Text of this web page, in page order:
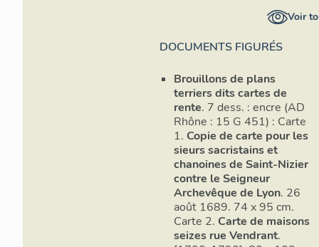
Voir
DOCUMENTS FIGURÉS
Brouillons de plans
terriers dits cartes de
rente. 7 dess. : encre (AD
Rhône : 15 G 451) : Carte
1. Copie de carte pour les
sieurs sacristains et
chanoines de Saint-Nizier
contre le Seigneur
Archevêque de Lyon. 26
août 1689. 74 x 95 cm.
Carte 2. Carte de maisons
seizes rue Vendrant.